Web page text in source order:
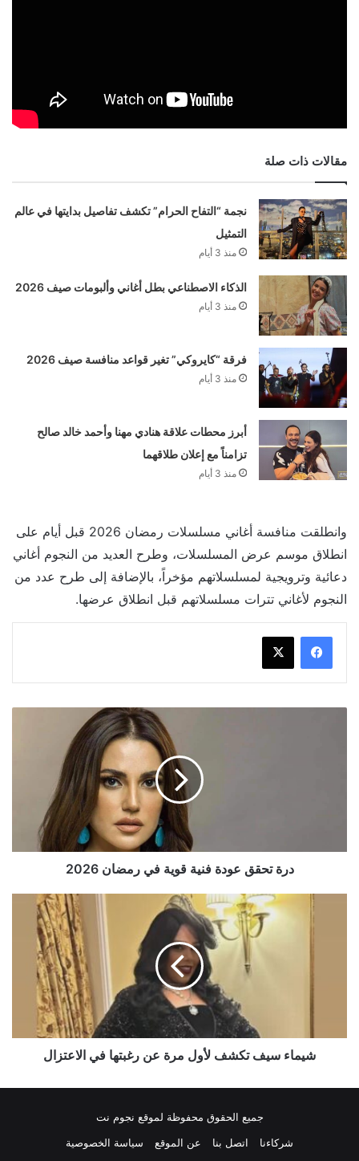
مقالات ذات صلة
نجمة “التفاح الحرام” تكشف تفاصيل بدايتها في عالم
التمثيل
منذ 3 أيام
الذكاء الاصطناعي بطل أغاني وألبومات صيف 2026
منذ 3 أيام
فرقة “كايروكي” تغير قواعد منافسة صيف 2026
منذ 3 أيام
أبرز محطات علاقة هنادي مهنا وأحمد خالد صالح
تزامناً مع إعلان طلاقهما
منذ 3 أيام
وانطلقت منافسة أغاني مسلسلات رمضان 2026 قبل أيام على
انطلاق موسم عرض المسلسلات، وطرح العديد من النجوم أغاني
دعائية وترويجية لمسلسلاتهم مؤخراً، بالإضافة إلى طرح عدد من
النجوم لأغاني تترات مسلسلاتهم قبل انطلاق عرضها.
درة تحقق عودة فنية قوية في رمضان 2026
الاعتزال
شيماء سيف تكشف لأول مرة عن رغبتها في الاعتزال
جميع الحقوق محفوظة لموقع نجوم نت
شركاءنا
اتصل بنا عن الموقع سياسة الخصوصية